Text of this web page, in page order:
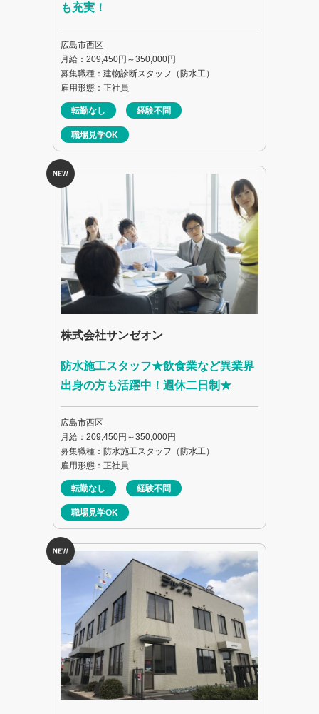
も充実！
広島市西区
月給：209,450円～350,000円
募集職種：建物診断スタッフ（防水工）
雇用形態：正社員
転勤なし 経験不問
職場見学OK
株式会社サンゼオン
防水施工スタッフ★飲食業など異業界
出身の方も活躍中！週休二日制★
広島市西区
月給：209,450円～350,000円
募集職種：防水施工スタッフ（防水工）
雇用形態：正社員
転勤なし 経験不問
職場見学OK